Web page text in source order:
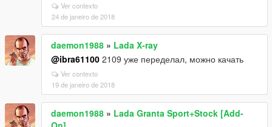
Ver contexto
24 de janeiro de 2018
daemon1988 » Lada X-ray
@ibra61100 2109 уже переделал, можно качать
Ver contexto
19 de janeiro de 2018
daemon1988 » Lada Granta Sport+Stock [Add-